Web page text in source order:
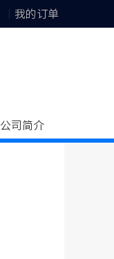
我的订单
公司简介